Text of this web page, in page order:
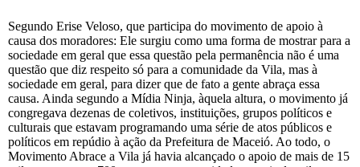
Segundo Erise Veloso, que participa do movimento de apoio à
causa dos moradores: Ele surgiu como uma forma de mostrar para a
sociedade em geral que essa questão pela permanência não é uma
questão que diz respeito só para a comunidade da Vila, mas à
sociedade em geral, para dizer que de fato a gente abraça essa
causa. Ainda segundo a Mídia Ninja, àquela altura, o movimento já
congregava dezenas de coletivos, instituições, grupos políticos e
culturais que estavam programando uma série de atos públicos e
políticos em repúdio à ação da Prefeitura de Maceió. Ao todo, o
Movimento Abrace a Vila já havia alcançado o apoio de mais de 15